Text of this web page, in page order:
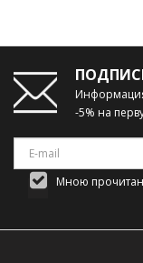
-5% на
Мною